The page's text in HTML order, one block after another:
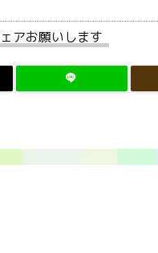
アお願いします